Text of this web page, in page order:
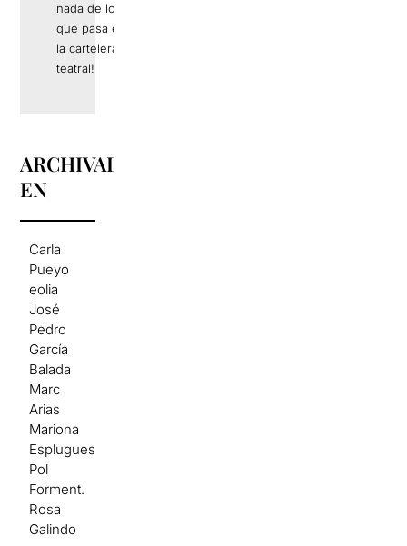
nada de lo
que pasa en
la cartelera
teatral!
ARCHIVADO
EN
Carla
Pueyo
eolia
José
Pedro
García
Balada
Marc
Arias
Mariona
Esplugues
Pol
Forment.
Rosa
Galindo